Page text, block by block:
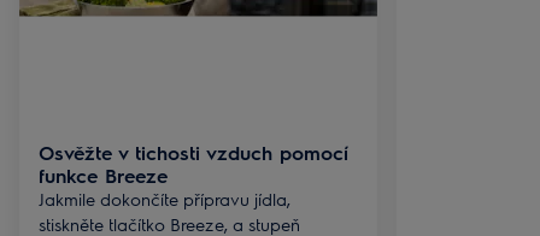
Osvěžte v tichosti vzduch pomocí
funkce Breeze
Jakmile dokončíte přípravu jídla,
stiskněte tlačítko Breeze, a stupeň